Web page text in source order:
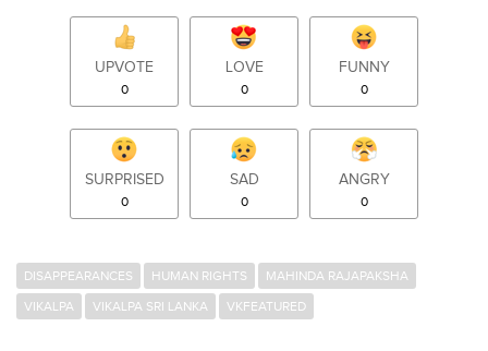
UPVOTE
0
LOVE
0
FUNNY
0
SURPRISED
0
SAD
0
ANGRY
0
DISAPPEARANCES HUMAN RIGHTS
MAHINDA RAJAPAKSHA
VIKALPA
VIKALPA SRI LANKA VKFEATURED